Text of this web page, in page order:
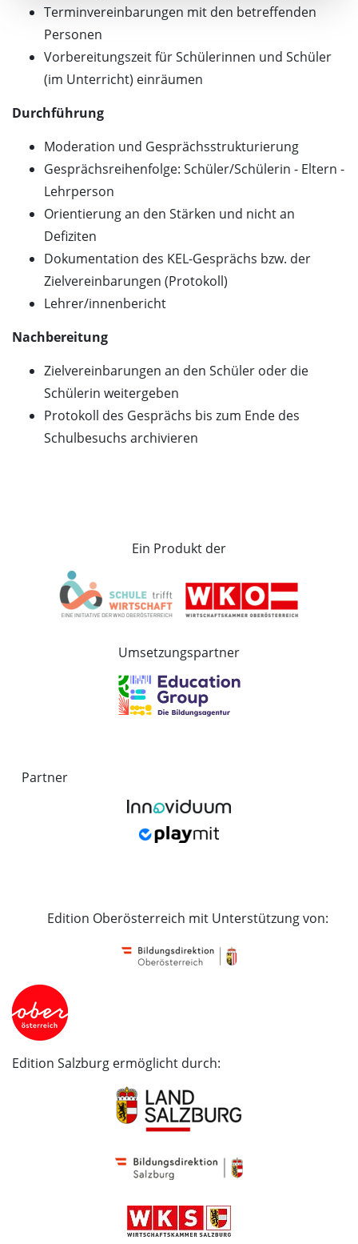
Terminvereinbarungen mit den betreffenden
Personen
Vorbereitungszeit für Schülerinnen und Schüler
(im Unterricht) einräumen
Durchführung
Moderation und Gesprächsstrukturierung
Gesprächsreihenfolge: Schüler/Schülerin - Eltern -
Lehrperson
Orientierung an den Stärken und nicht an
Defiziten
Dokumentation des KEL-Gesprächs bzw. der
Zielvereinbarungen (Protokoll)
Lehrer/innenbericht
Nachbereitung
Zielvereinbarungen an den Schüler oder die
Schülerin weitergeben
Protokoll des Gesprächs bis zum Ende des
Schulbesuchs archivieren
Ein Produkt der
Umsetzungspartner
Partner
Edition Oberösterreich mit Unterstützung von:
Edition Salzburg ermöglicht durch: